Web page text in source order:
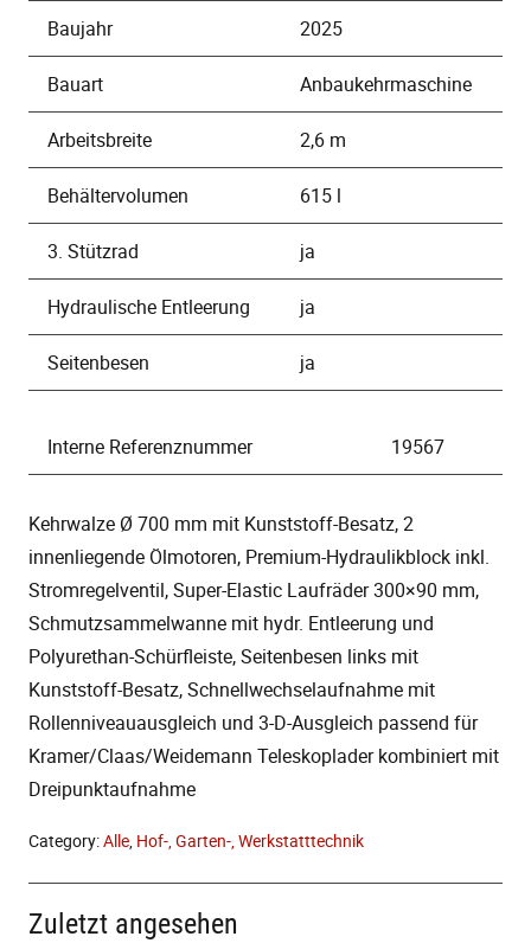
Baujahr 2025
Bauart Anbaukehrmaschine
Arbeitsbreite 2,6 m
Behältervolumen 615 l
3. Stützrad ja
Hydraulische Entleerung ja
Seitenbesen ja
Interne Referenznummer 19567
Kehrwalze Ø 700 mm mit Kunststoff-Besatz, 2
innenliegende Ölmotoren, Premium-Hydraulikblock inkl.
Stromregelventil, Super-Elastic Laufräder 300×90 mm,
Schmutzsammelwanne mit hydr. Entleerung und
Polyurethan-Schürfleiste, Seitenbesen links mit
Kunststoff-Besatz, Schnellwechselaufnahme mit
Rollenniveauausgleich und 3-D-Ausgleich passend für
Kramer/Claas/Weidemann Teleskoplader kombiniert mit
Dreipunktaufnahme
Category:Alle, Hof-, Garten-, Werkstatttechnik
Zuletzt angesehen